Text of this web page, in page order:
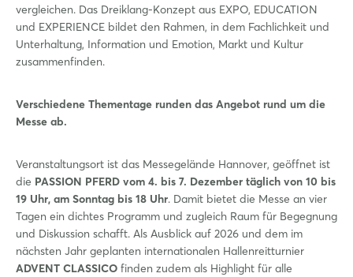
vergleichen. Das Dreiklang-Konzept aus EXPO, EDUCATION
und EXPERIENCE bildet den Rahmen, in dem Fachlichkeit und
Unterhaltung, Information und Emotion, Markt und Kultur
zusammenfinden.
Verschiedene Thementage runden das Angebot rund um die
Messe ab.
Veranstaltungsort ist das Messegelände Hannover, geöffnet ist
die PASSION PFERD vom 4. bis 7. Dezember täglich von 10 bis
19 Uhr, am Sonntag bis 18 Uhr. Damit bietet die Messe an vier
Tagen ein dichtes Programm und zugleich Raum für Begegnung
und Diskussion schafft. Als Ausblick auf 2026 und dem im
nächsten Jahr geplanten internationalen Hallenreitturnier
ADVENT CLASSICO finden zudem als Highlight für alle